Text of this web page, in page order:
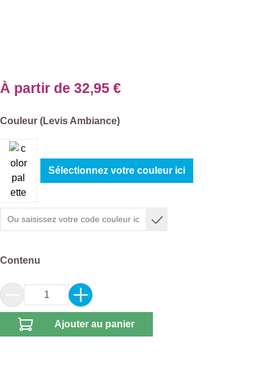
À partir de 32,95 €
Sélectionnez
Couleur (Levis Ambiance)
Sélectionnez votre couleur ici
Sélectionnez
Contenu
Quantité de produit : Entrez la quantité
Ajouter au panier